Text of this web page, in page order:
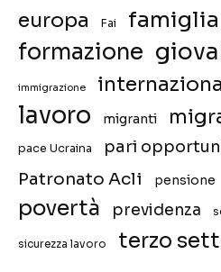
europa Fai famiglia
formazione
immigrazione
lavoro migranti
pace Ucraina pari
Patronato Acli pensione
povertà previdenza
sicurezza lavoro terzo